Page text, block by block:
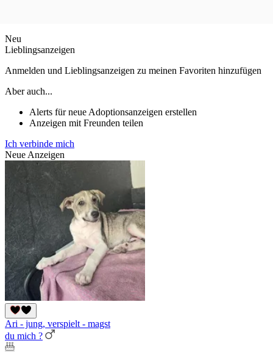
Neu
Lieblingsanzeigen
Anmelden und Lieblingsanzeigen zu meinen Favoriten hinzufügen
Aber auch...
Alerts für neue Adoptionsanzeigen erstellen
Anzeigen mit Freunden teilen
Ich verbinde mich
Neue Anzeigen
Ari - jung, verspielt - magst
du mich ?